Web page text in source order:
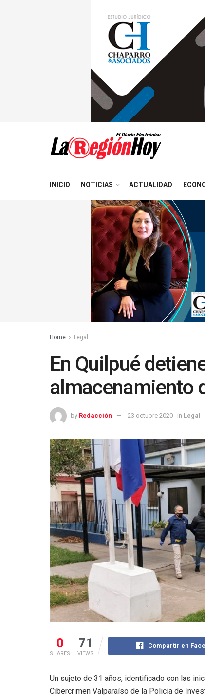
INICIO NOTICIAS ACTUALIDAD
Home Legal
En Quilpué
almacenamiento
by Redacción 23 octubre 2020 in Legal
0
SHARES
71
VIEWS
Compartir en
Un sujeto de 31 años, identificado con las
Cibercrimen Valparaíso de la Policía de